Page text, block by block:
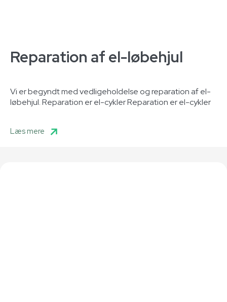
Reparation af el-løbehjul
Vi er begyndt med vedligeholdelse og reparation af el-
løbehjul. Reparation er el-cykler Reparation er el-cykler
Læs mere